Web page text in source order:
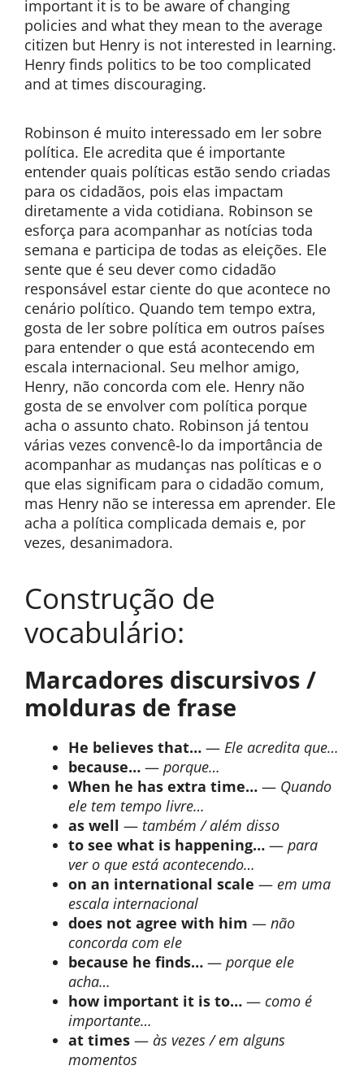
important it is to be aware of changing
policies and what they mean to the average
citizen but Henry is not interested in learning.
Henry finds politics to be too complicated
and at times discouraging.
Robinson é muito interessado em ler sobre
política. Ele acredita que é importante
entender quais políticas estão sendo criadas
para os cidadãos, pois elas impactam
diretamente a vida cotidiana. Robinson se
esforça para acompanhar as notícias toda
semana e participa de todas as eleições. Ele
sente que é seu dever como cidadão
responsável estar ciente do que acontece no
cenário político. Quando tem tempo extra,
gosta de ler sobre política em outros países
para entender o que está acontecendo em
escala internacional. Seu melhor amigo,
Henry, não concorda com ele. Henry não
gosta de se envolver com política porque
acha o assunto chato. Robinson já tentou
várias vezes convencê-lo da importância de
acompanhar as mudanças nas políticas e o
que elas significam para o cidadão comum,
mas Henry não se interessa em aprender. Ele
acha a política complicada demais e, por
vezes, desanimadora.
Construção de
vocabulário:
Marcadores discursivos /
molduras de frase
He believes that… — Ele acredita que…
because… — porque…
When he has extra time… — Quando
ele tem tempo livre…
as well — também / além disso
to see what is happening… — para
ver o que está acontecendo…
on an international scale — em uma
escala internacional
does not agree with him — não
concorda com ele
because he finds… — porque ele
acha…
how important it is to… — como é
importante…
at times — às vezes / em alguns
momentos